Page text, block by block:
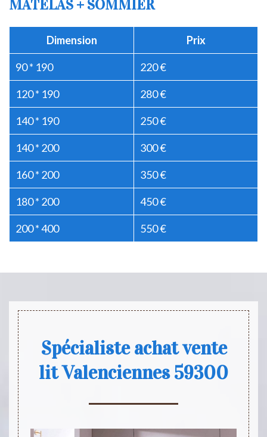
MATELAS + SOMMIER
Dimension Prix
90 * 190 220 €
120 * 190 280 €
140 * 190 250 €
140 * 200 300 €
160 * 200 350 €
180 * 200 450 €
200 * 400 550 €
Spécialiste achat vente
lit Valenciennes 59300